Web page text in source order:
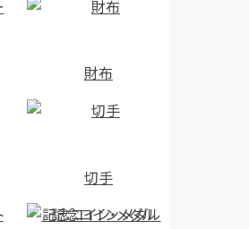
財布
切手
記念コイン・メダル